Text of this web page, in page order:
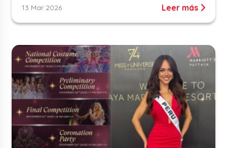
13 Mar 2026 Leer más